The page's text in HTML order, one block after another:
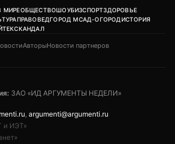
МИРЕОБЩЕСТВОШОУБИЗСПОРТЗДОРОВЬЕ
ПРАВОВЕДГОРОД МСАД-ОГОРОДИСТОРИЯ
СКАНДАЛ
АвторыНовости партнеров
ЗАО «ИД АРГУМЕНТЫ НЕДЕЛИ»
, argumenti@argumenti.ru
и ИЭТ»